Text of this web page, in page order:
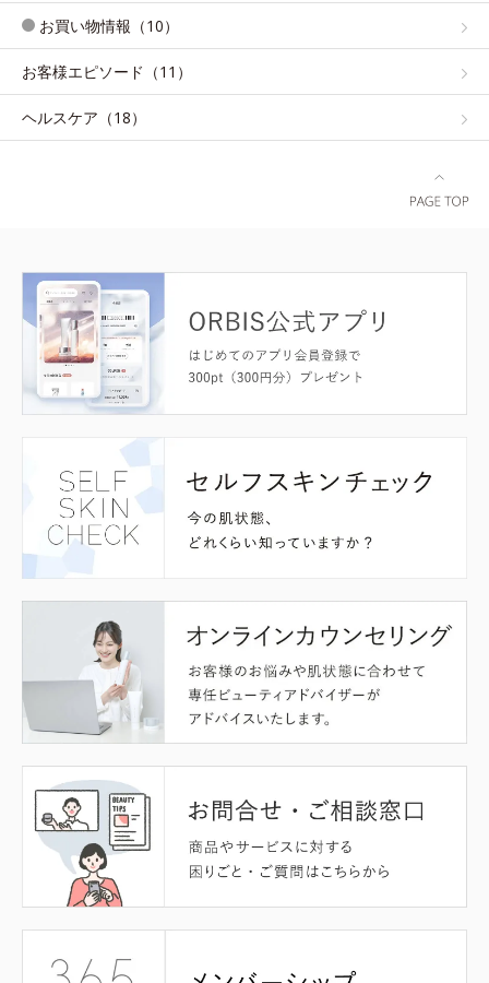
お買い物情報（10）
お客様エピソード（11）
ヘルスケア（18）